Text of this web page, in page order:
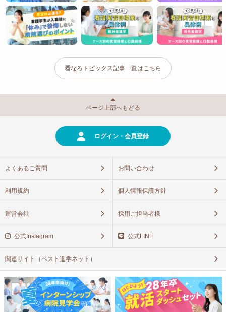
看なろトピックス記事一覧はこちら
ページ上部へもどる
ログイン・会員登録
よくあるご質問 お問い合わせ
利用規約 個人情報保護方針
運営会社 採用ご担当者様
公式Instagram 公式LINE
関連サイト（ベスト進学ネット）